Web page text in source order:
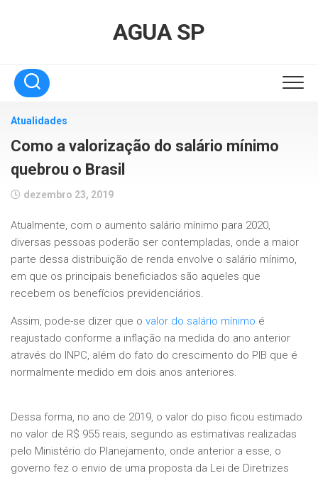
AGUA SP
Atualidades
Como a valorização do salário mínimo
quebrou o Brasil
dezembro 23, 2019
Atualmente, com o aumento salário mínimo para 2020,
diversas pessoas poderão ser contempladas, onde a maior
parte dessa distribuição de renda envolve o salário mínimo,
em que os principais beneficiados são aqueles que
recebem os benefícios previdenciários.
Assim, pode-se dizer que o valor do salário mínimo é
reajustado conforme a inflação na medida do ano anterior
através do INPC, além do fato do crescimento do PIB que é
normalmente medido em dois anos anteriores.
Dessa forma, no ano de 2019, o valor do piso ficou estimado
no valor de R$ 955 reais, segundo as estimativas realizadas
pelo Ministério do Planejamento, onde anterior a esse, o
governo fez o envio de uma proposta da Lei de Diretrizes